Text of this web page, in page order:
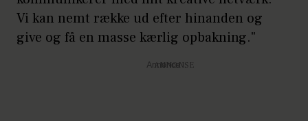
Vi kan nemt række ud efter hinanden og
give og få en masse kærlig opbakning."
Annonce